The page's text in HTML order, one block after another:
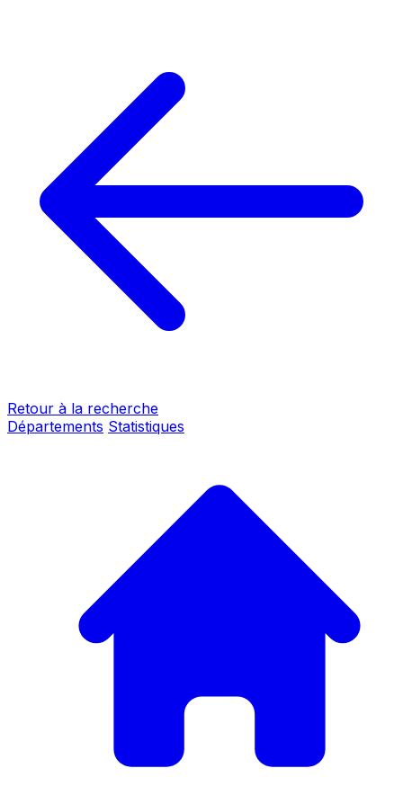
Retour à la recherche
Départements Statistiques